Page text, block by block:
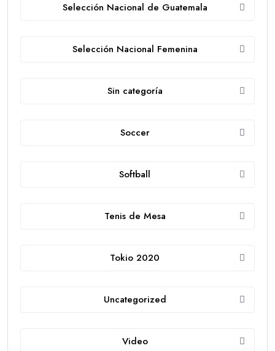
Selección Nacional de Guatemala
Selección Nacional Femenina
Sin categoría
Soccer
Softball
Tenis de Mesa
Tokio 2020
Uncategorized
Video